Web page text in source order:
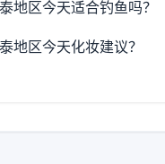
地区今天适合钓鱼吗？
地区今天化妆建议？